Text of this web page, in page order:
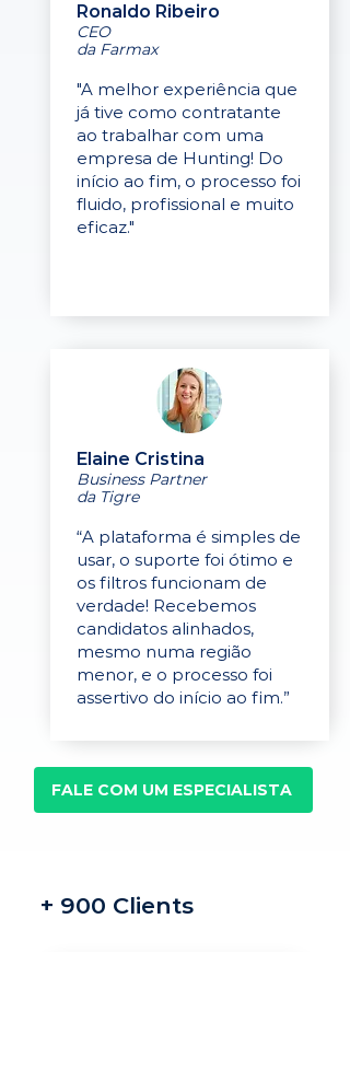
Ronaldo Ribeiro
CEO
da Farmax
"A melhor experiência que
já tive como contratante
ao trabalhar com uma
empresa de Hunting! Do
início ao fim, o processo foi
fluido, profissional e muito
eficaz."
Elaine Cristina
Business Partner
da Tigre
“A plataforma é simples de
usar, o suporte foi ótimo e
os filtros funcionam de
verdade! Recebemos
candidatos alinhados,
mesmo numa região
menor, e o processo foi
assertivo do início ao fim.”
FALE COM UM ESPECIALISTA
+ 900 Clients